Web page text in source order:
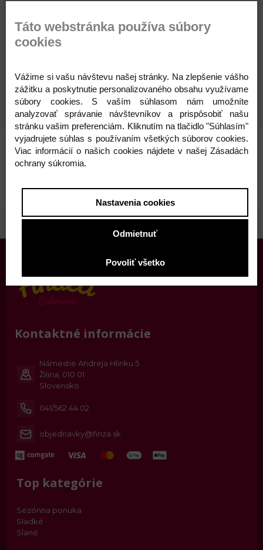
1,50 €
s DPH
Pridať do košíka
Parametre Komentáre Recenzie
Kontaktné informácie
Námestie Andreja Hlinku 5
Žilina, 010 01
Slovensko
041/562 44 02
objednavky@finza.sk
Top kategórie
Sezónna ponuka
Sladké
Slané
Táto webstránka používa súbory
cookies
Vážime si vašu návštevu našej stránky. Na zlepšenie vášho
zážitku a poskytnutie personalizovaného obsahu využívame
súbory cookies. S vaším súhlasom nám umožníte
analyzovať správanie návštevníkov a prispôsobiť našu
stránku vašim preferenciám. Kliknutím na tlačidlo "Súhlasím"
vyjadrujete súhlas s používaním všetkých súborov cookies.
Viac informácií o našich cookies nájdete v našej Zásadách
ochrany súkromia.
Nastavenia cookies
Odmietnuť
Povoliť všetko